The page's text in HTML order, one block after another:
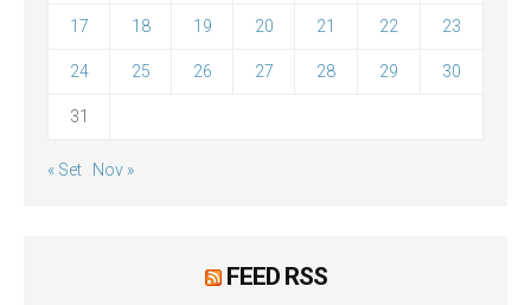
17 18 19 20 21 22 23
24 25 26 27 28 29 30
31
« Set Nov »
FEED RSS